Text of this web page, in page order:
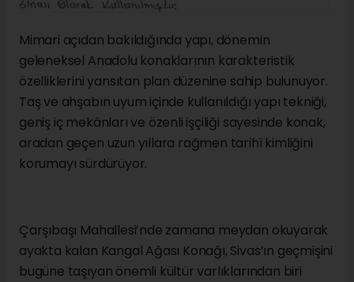
Mimari açıdan bakıldığında yapı, dönemin
geleneksel Anadolu konaklarının karakteristik
özelliklerini yansıtan plan düzenine sahip bulunuyor.
Taş ve ahşabın uyum içinde kullanıldığı yapı tekniği,
geniş iç mekânları ve özenli işçiliği sayesinde konak,
aradan geçen uzun yıllara rağmen tarihî kimliğini
korumayı sürdürüyor.
Çarşıbaşı Mahallesi’nde zamana meydan okuyarak
ayakta kalan Kangal Ağası Konağı, Sivas’ın geçmişini
bugüne taşıyan önemli kültür varlıklarından biri